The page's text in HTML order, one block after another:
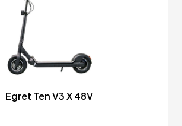
Egret Ten V3 X 48V